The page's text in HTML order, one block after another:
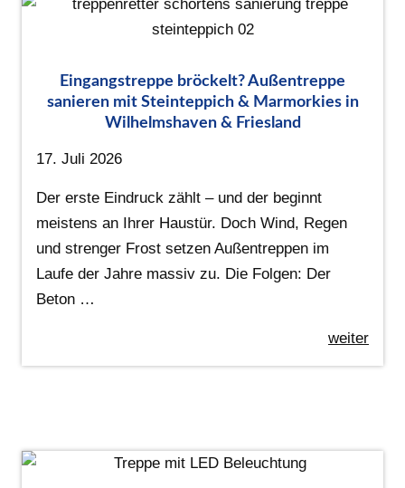
Eingangstreppe bröckelt? Außentreppe
sanieren mit Steinteppich & Marmorkies in
Wilhelmshaven & Friesland
17. Juli 2026
Der erste Eindruck zählt – und der beginnt
meistens an Ihrer Haustür. Doch Wind, Regen
und strenger Frost setzen Außentreppen im
Laufe der Jahre massiv zu. Die Folgen: Der
Beton …
weiter